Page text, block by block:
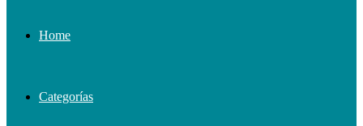
Home
Categorías